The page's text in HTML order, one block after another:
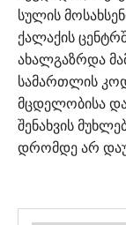
სულის
ქალაქის
ახალგაზრდა
სამართლის
მცდელობისა და
შენახვის
დრომდე არ